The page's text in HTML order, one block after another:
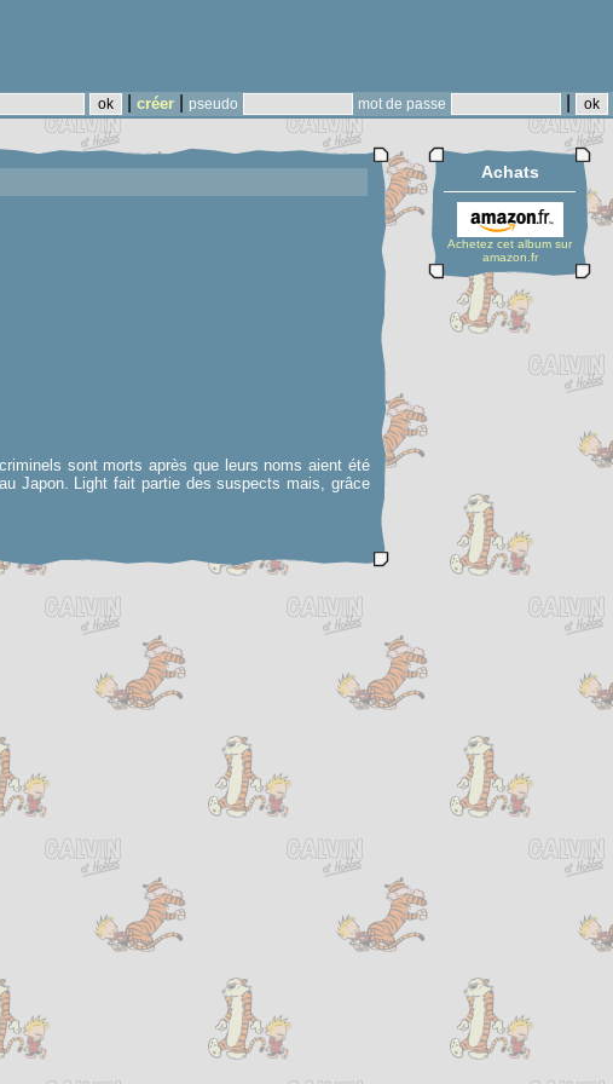
créer pseudo mot de passe
sont morts après que leurs noms aient été
Japon. Light fait partie des suspects mais, grâce
Achats
Achetez cet album sur
amazon.fr